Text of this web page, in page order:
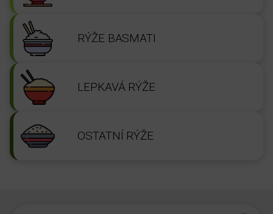
RÝŽE BASMATI
LEPKAVÁ RÝŽE
OSTATNÍ RÝŽE